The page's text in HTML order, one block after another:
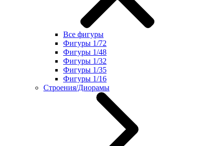
Все фигуры
Фигуры 1/72
Фигуры 1/48
Фигуры 1/32
Фигуры 1/35
Фигуры 1/16
Строения/Диорамы